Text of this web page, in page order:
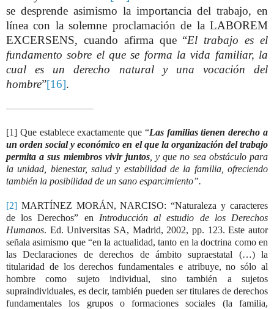
se desprende asimismo la importancia del trabajo, en
línea con la solemne proclamación de la LABOREM
EXCERSENS, cuando afirma que “El trabajo es el
fundamento sobre el que se forma la vida familiar, la
cual es un derecho natural y una vocación del
hombre”[16].
[1] Que establece exactamente que “Las familias tienen derecho a
un orden social y económico en el que la organización del trabajo
permita a sus miembros vivir juntos, y que no sea obstáculo para
la unidad, bienestar, salud y estabilidad de la familia, ofreciendo
también la posibilidad de un sano esparcimiento”.
[2] MARTÍNEZ MORÁN, NARCISO: “Naturaleza y caracteres
de los Derechos” en Introducción al estudio de los Derechos
Humanos. Ed. Universitas SA, Madrid, 2002, pp. 123. Este autor
señala asimismo que “en la actualidad, tanto en la doctrina como en
las Declaraciones de derechos de ámbito supraestatal (…) la
titularidad de los derechos fundamentales e atribuye, no sólo al
hombre como sujeto individual, sino también a sujetos
supraindividuales, es decir, también pueden ser titulares de derechos
fundamentales los grupos o formaciones sociales (la familia,